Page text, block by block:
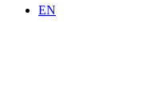
EN